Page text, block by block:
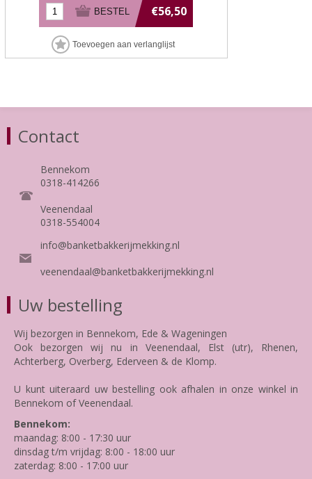
€56,50
Contact
Bennekom
0318-414266
Veenendaal
0318-554004
info@banketbakkerijmekking.nl
veenendaal@banketbakkerijmekking.nl
Uw bestelling
Wij bezorgen in Bennekom, Ede & Wageningen
Ook bezorgen wij nu in Veenendaal, Elst (utr), Rhenen,
Achterberg, Overberg, Ederveen & de Klomp.
U kunt uiteraard uw bestelling ook afhalen in onze winkel in
Bennekom of Veenendaal.
Bennekom:
maandag: 8:00 - 17:30 uur
dinsdag t/m vrijdag: 8:00 - 18:00 uur
zaterdag: 8:00 - 17:00 uur